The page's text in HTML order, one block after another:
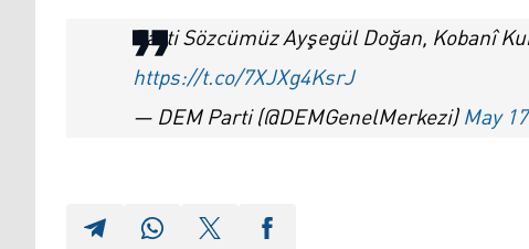
Parti Sözcümüz Ayşegül Doğan, Kobanî
https://t.co/7XJXg4KsrJ
— DEM Parti (@DEMGenelMerkezi)May